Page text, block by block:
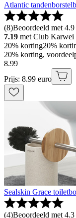
Atlantic
(8)Beoordeeld met
7.19 met Club Karwei
20% korting20%
20% korting,
8.99
Prijs: 8.99 euro
Sealskin Grace
(4)Beoordeeld met